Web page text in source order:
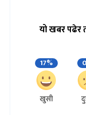
यो खबर पढेर
17%
खुसी